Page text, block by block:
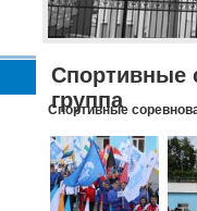
Спортивные
группа
Спортивные